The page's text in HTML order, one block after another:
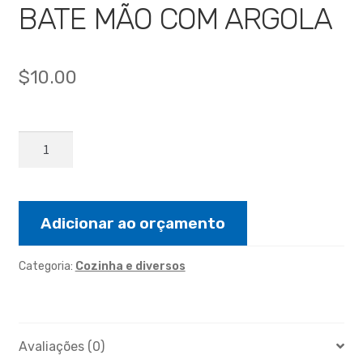
BATE MÃO COM ARGOLA
$10.00
ARGOLA
quantidade
Adicionar ao orçamento
Categoria: Cozinha e diversos
Avaliações (0)